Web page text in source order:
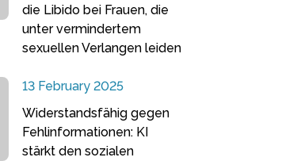
die Libido bei Frauen, die
unter vermindertem
sexuellen Verlangen leiden
13 February 2025
Widerstandsfähig gegen
Fehlinformationen: KI
stärkt den sozialen